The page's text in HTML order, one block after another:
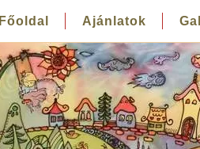
Főoldal Ajánlatok